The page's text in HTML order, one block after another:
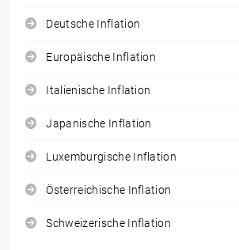
Deutsche Inflation
Europäische Inflation
Italienische Inflation
Japanische Inflation
Luxemburgische Inflation
Österreichische Inflation
Schweizerische Inflation